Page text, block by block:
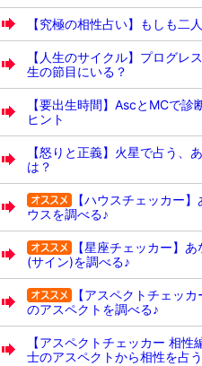
【究極の相性占い】もしも二
【人生のサイクル】プログレ
生の節目にいる？
【要出生時間】AscとMCで
ヒント
【怒りと正義】火星で占う、
は？
【ハウスチェッカー
ウスを調べる♪
【星座チェッカー】
(サイン)を調べる♪
【アスペクトチェッ
のアスペクトを調べる♪
【アスペクトチェッカー 相
士のアスペクトから相性を占